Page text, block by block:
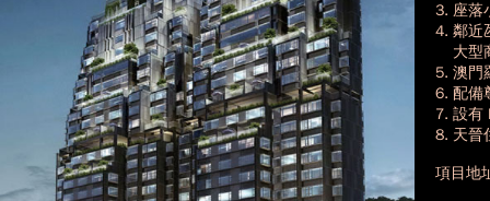
3. 座落
4. 鄰近
大型
5. 澳門
6. 配備
7. 設有
8. 天晉
項目地